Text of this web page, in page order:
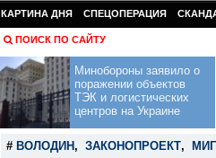
КАРТИНА ДНЯ СПЕЦОПЕРАЦИЯ
ПОИСК ПО САЙТУ
Минобороны заявило о
поражении объектов
ТЭК и логистических
центров на Украине
# ВОЛОДИН , ЗАКОНОПРОЕКТ,